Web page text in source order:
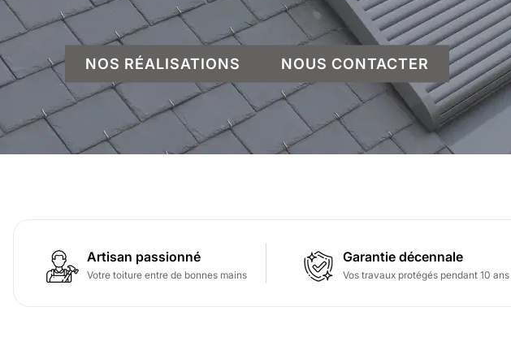
NOS RÉALISATIONS NOUS CONTACTER
Artisan passionné
Votre toiture entre de bonnes mains
Garantie décennale
Vos travaux protégés pendant 10 ans